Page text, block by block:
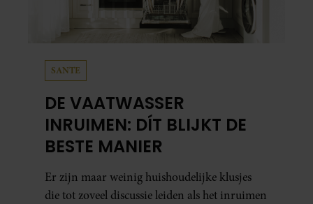
SANTE
DE VAATWASSER
INRUIMEN: DÍT BLIJKT DE
BESTE MANIER
Er zijn maar weinig huishoudelijke klusjes
die tot zoveel discussie leiden als het inruimen